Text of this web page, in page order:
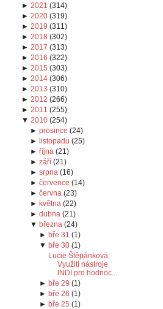
► 2021 (314)
► 2020 (319)
► 2019 (311)
► 2018 (302)
► 2017 (313)
► 2016 (322)
► 2015 (303)
► 2014 (306)
► 2013 (310)
► 2012 (266)
► 2011 (255)
▼ 2010 (254)
►prosince (24)
► listopadu (25)
►října (21)
►září (21)
►srpna (16)
►července (14)
►června (23)
► května (22)
►dubna (21)
▼ března (24)
► bře 31 (1)
▼ bře 30(1)
Lucie Štěpánková:
Využití nástroje
INDI pro hodnoc...
► bře 29 (1)
► bře 26 (1)
► bře 25 (1)